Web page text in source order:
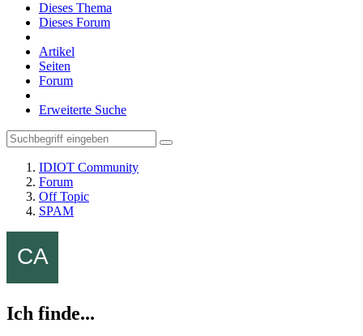
Dieses Thema
Dieses Forum
Artikel
Seiten
Forum
Erweiterte Suche
IDIOT Community
Forum
Off Topic
SPAM
Ich finde...